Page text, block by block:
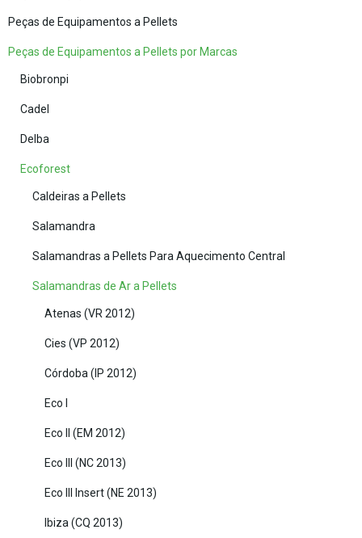
Peças de Equipamentos a Pellets
Peças de Equipamentos a Pellets por Marcas
Biobronpi
Cadel
Delba
Ecoforest
Caldeiras a Pellets
Salamandra
Salamandras a Pellets Para Aquecimento Central
Salamandras de Ar a Pellets
Atenas (VR 2012)
Cies (VP 2012)
Córdoba (IP 2012)
Eco I
Eco II (EM 2012)
Eco III (NC 2013)
Eco III Insert (NE 2013)
Ibiza (CQ 2013)